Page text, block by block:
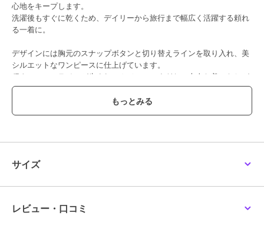
心地をキープします。
洗濯後もすぐに乾くため、デイリーから旅行まで幅広く活躍する頼れ
る一着に。
デザインには胸元のスナップボタンと切り替えラインを取り入れ、美
シルエットなワンピースに仕上げています。
程よいフレアラインが生まれ、カジュアルすぎない大人な着こなしが
叶います。
【styling】
になるのでおすすめです。
シルバーのシューズや、大ぶりなアクセサリーを一緒に身に付けると
サイズ
レビュー・口コミ